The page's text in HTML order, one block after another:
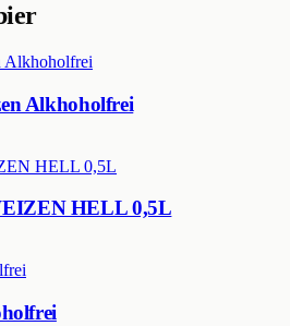
Alkhoholfrei
HELL 0,5L